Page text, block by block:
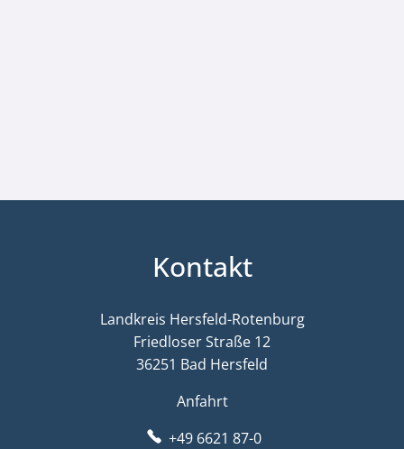
Kontakt
Landkreis Hersfeld-Rotenburg
Friedloser Straße 12
36251 Bad Hersfeld
Anfahrt
+49 6621 87-0